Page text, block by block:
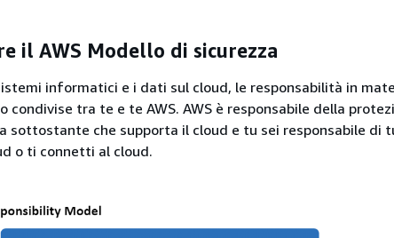
il AWS Modello di sicurezza
informatici e i dati sul cloud, le responsabilità in
condivise tra te e te AWS. AWS è responsabile della
che supporta il cloud e tu sei responsabile di
o ti connetti al cloud.